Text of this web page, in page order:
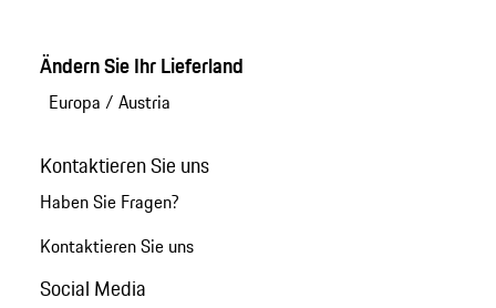
Ändern Sie Ihr Lieferland
Europa / Austria
Kontaktieren Sie uns
Haben Sie Fragen?
Kontaktieren Sie uns
Social Media